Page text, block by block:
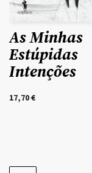
As Minhas
Estúpidas
Intenções
17,70€